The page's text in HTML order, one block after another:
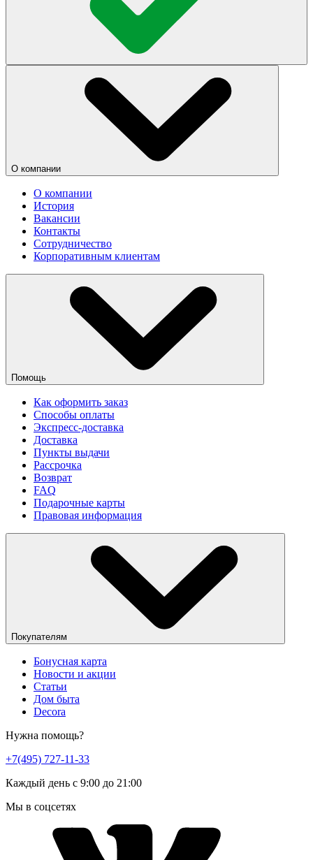
О компании
О компании
История
Вакансии
Контакты
Сотрудничество
Корпоративным клиентам
Помощь
Как оформить заказ
Способы оплаты
Экспресс-доставка
Доставка
Пункты выдачи
Рассрочка
Возврат
FAQ
Подарочные карты
Правовая информация
Покупателям
Бонусная карта
Новости и акции
Статьи
Дом быта
Decora
Нужна помощь?
+7(495) 727-11-33
Каждый день с 9:00 до 21:00
Мы в соцсетях